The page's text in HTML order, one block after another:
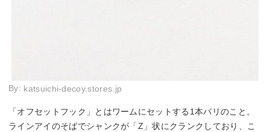
By: katsuichi-decoy.stores.jp
「オフセットフック」とはワームにセットする1本バリのこと。
ラインアイのそばでシャンクが「Z」状にクランクしており、こ